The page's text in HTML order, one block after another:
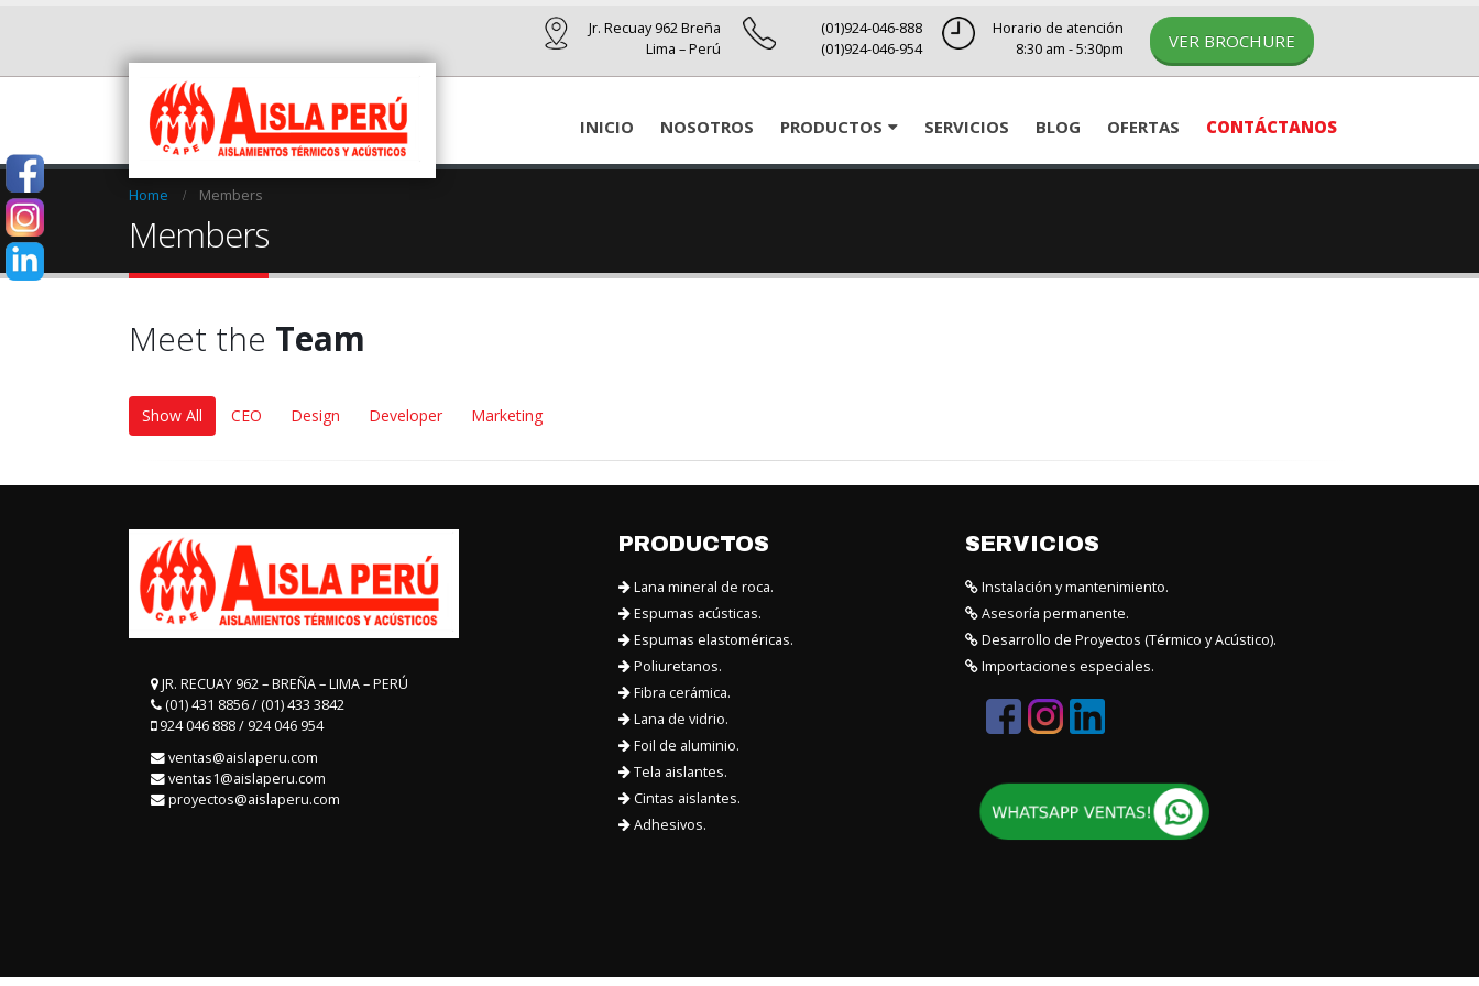
Jr. Recuay 962 Breña
Lima – Perú
(01)924-046-888
(01)924-046-954
Horario de atención
8:30 am - 5:30pm
VER BROCHURE
INICIO NOSOTROS PRODUCTOS SERVICIOS BLOG OFERTAS CONTÁCTANOS
Home Members
Members
Meet the Team
Show All CEO Design Developer Marketing
JR. RECUAY 962 – BREÑA – LIMA – PERÚ
(01) 431 8856 / (01) 433 3842
924 046 888 / 924 046 954
ventas@aislaperu.com
ventas1@aislaperu.com
proyectos@aislaperu.com
PRODUCTOS
Lana mineral de roca.
Espumas acústicas.
Espumas elastoméricas.
Poliuretanos.
Fibra cerámica.
Lana de vidrio.
Foil de aluminio.
Tela aislantes.
Cintas aislantes.
Adhesivos.
SERVICIOS
Instalación y mantenimiento.
Asesoría permanente.
Desarrollo de Proyectos (Térmico y Acústico).
Importaciones especiales.